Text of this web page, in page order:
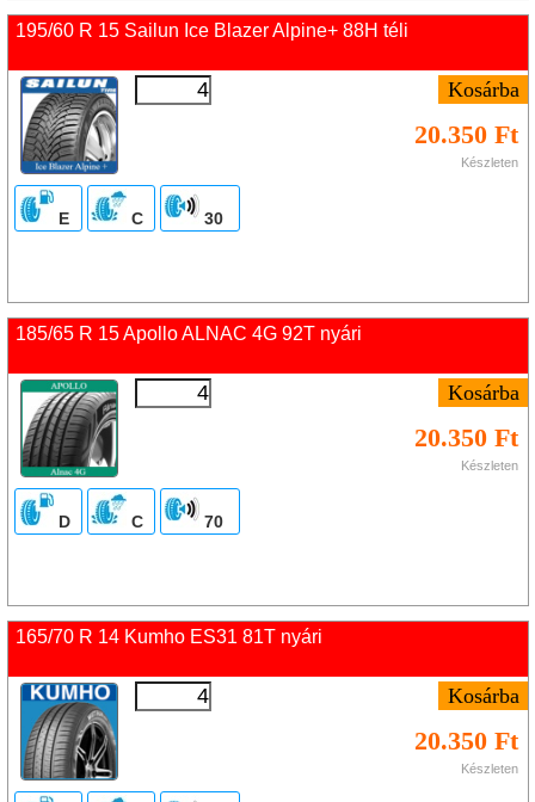
195/60 R 15 Sailun Ice Blazer Alpine+ 88H téli
20.350 Ft
Készleten
E C 30
185/65 R 15 Apollo ALNAC 4G 92T nyári
20.350 Ft
Készleten
D C 70
165/70 R 14 Kumho ES31 81T nyári
20.350 Ft
Készleten